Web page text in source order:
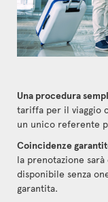
Una procedura
tariffa per il viaggio
un unico referente
Coincidenze
la prenotazione
disponibile senza
garantita.